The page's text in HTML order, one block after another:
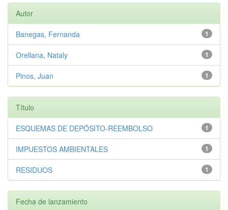
Autor
1
Banegas, Fernanda
1
Orellana, Nataly
1
Pinos, Juan
Título
1
ESQUEMAS DE DEPÓSITO-REEMBOLSO
1
IMPUESTOS AMBIENTALES
1
RESIDUOS
Fecha de lanzamiento